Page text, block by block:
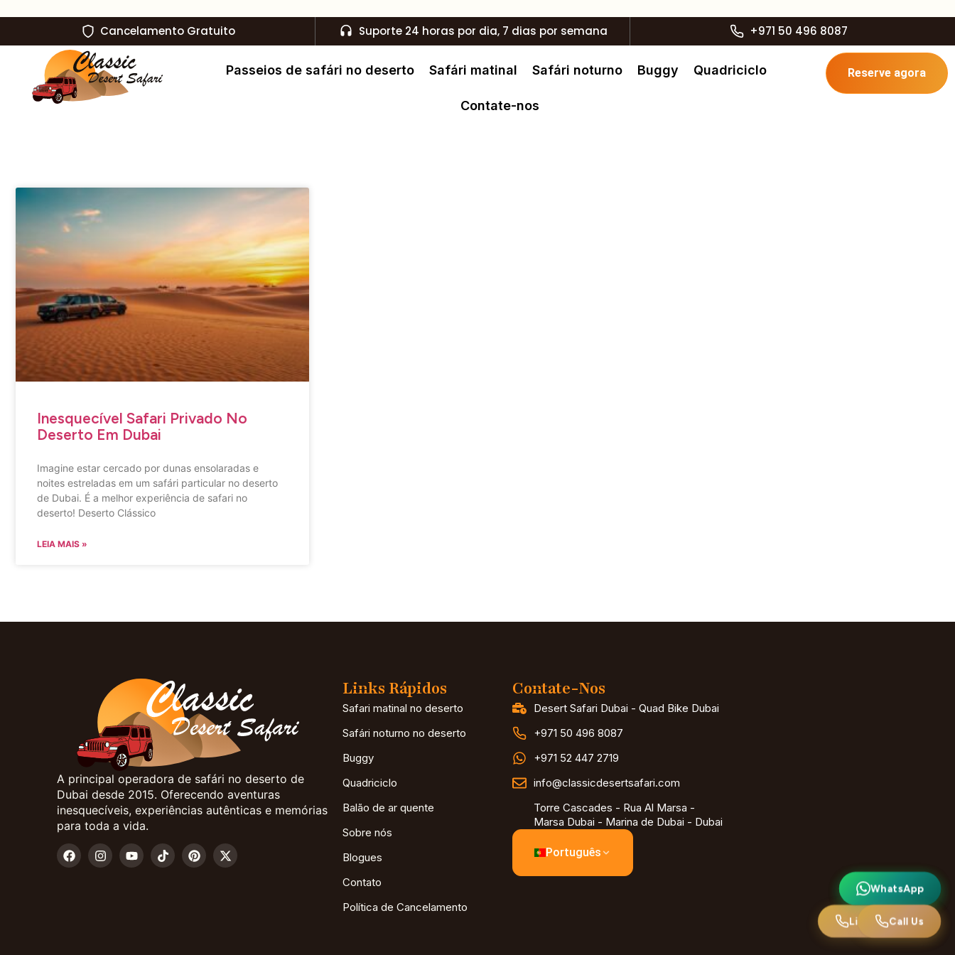
Cancelamento Gratuito Suporte 24 horas por dia, 7 dias por semana +971 50 496 8087
Passeios de safári no deserto Safári matinal Safári noturno Buggy Quadriciclo
Contate-nos
Reserve agora
Inesquecível Safari Privado No
Deserto Em Dubai
Imagine estar cercado por dunas ensolaradas e
noites estreladas em um safári particular no deserto
de Dubai. É a melhor experiência de safari no
deserto! Deserto Clássico
LEIA MAIS »
A principal operadora de safári no deserto de
Dubai desde 2015. Oferecendo aventuras
inesquecíveis, experiências autênticas e memórias
para toda a vida.
Links Rápidos
Safari matinal no deserto
Safári noturno no deserto
Buggy
Quadriciclo
Balão de ar quente
Sobre nós
Blogues
Contato
Política de Cancelamento
Contate-Nos
Desert Safari Dubai - Quad Bike Dubai
+971 50 496 8087
+971 52 447 2719
info@classicdesertsafari.com
Torre Cascades - Rua Al Marsa -
Marsa Dubai - Marina de Dubai - Dubai
Português
WhatsApp
Ligue para nós
WhatsApp
Call Us